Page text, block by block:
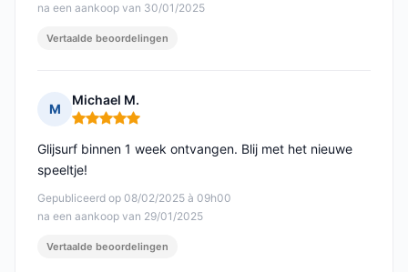
na een aankoop van 30/01/2025
Vertaalde beoordelingen
M
Michael M.
Opmerking: 5 van 5
Gepubliceerd op 08/02/2025 à 09h00
na een aankoop van 29/01/2025
Glijsurf binnen 1 week ontvangen. Blij met het nieuwe
speeltje!
Vertaalde beoordelingen